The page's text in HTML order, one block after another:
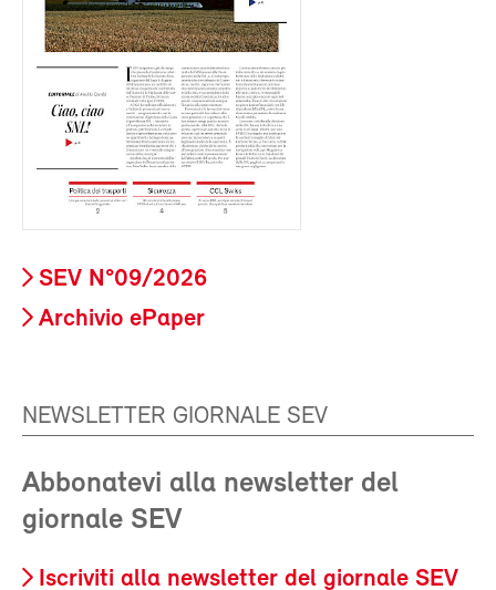
SEV N°09/2026
Archivio ePaper
NEWSLETTER GIORNALE SEV
Abbonatevi alla newsletter del
giornale SEV
Iscriviti alla newsletter del giornale SEV